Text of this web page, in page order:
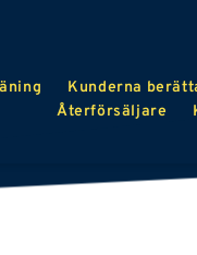
Kunderna
Återförsäljare